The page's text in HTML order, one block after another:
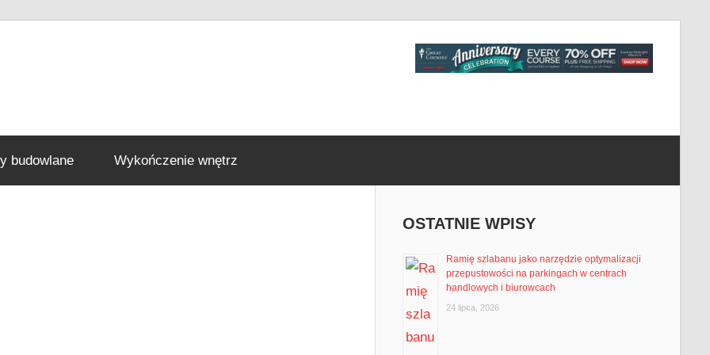
budowlane Wykończenie wnętrz
OSTATNIE WPISY
Ramię szlabanu jako narzędzie optymalizacji
przepustowości na parkingach w centrach
handlowych i biurowcach
24 lipca, 2026